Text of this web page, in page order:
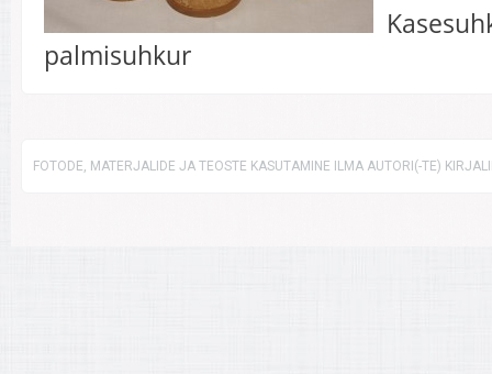
palmisuhkur
FOTODE, MATERJALIDE JA TEOSTE KASUTAMINE ILMA AUTORI(-TE)